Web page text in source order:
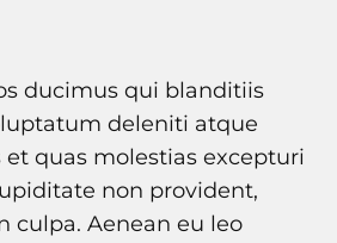
ducimus qui blanditiis
deleniti atque
quas molestias excepturi
non provident,
culpa. Aenean eu leo